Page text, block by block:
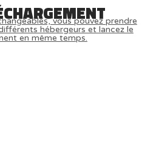
vous pouvez prendre
hébergeurs et lancez le
en même temps.